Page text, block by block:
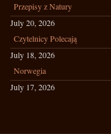
Przepisy z Natury
July 20, 2026
Czytelnicy Polecają
July 18, 2026
Norwegia
July 17, 2026